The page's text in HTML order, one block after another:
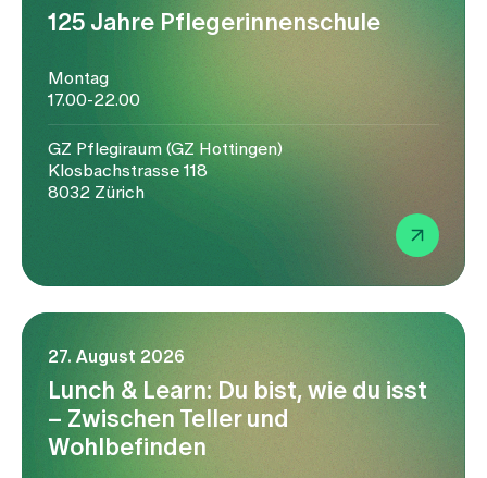
125 Jahre Pflegerinnenschule
Montag
17.00-22.00
GZ Pflegiraum (GZ Hottingen)
Klosbachstrasse 118
8032 Zürich
27. August 2026
Lunch & Learn: Du bist, wie du isst
– Zwischen Teller und
Wohlbefinden